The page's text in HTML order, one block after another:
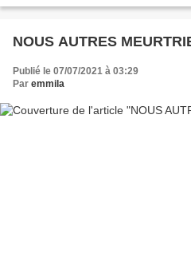
NOUS AUTRES
Publié le 07/07/2021 à 03:29
Par emmila